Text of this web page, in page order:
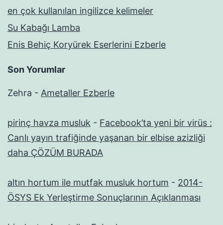
en çok kullanılan ingilizce kelimeler
Su Kabağı Lamba
Enis Behiç Koryürek Eserlerini Ezberle
Son Yorumlar
Zehra - Ametaller Ezberle
pirinç havza musluk - Facebook’ta yeni bir virüs :
Canlı yayın trafiğinde yaşanan bir elbise azizliği
daha ÇÖZÜM BURADA
altın hortum ile mutfak musluk hortum - 2014-
ÖSYS Ek Yerleştirme Sonuçlarının Açıklanması